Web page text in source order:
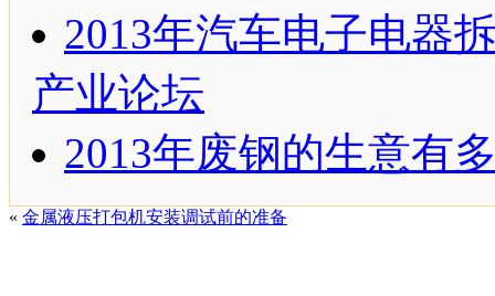
2013年汽车电子电器
产业论坛
2013年废钢的生意有
« 金属液压打包机安装调试前的准备